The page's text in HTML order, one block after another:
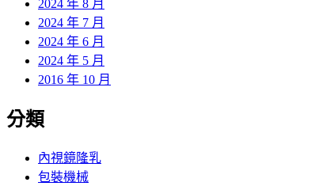
2024 年 8 月
2024 年 7 月
2024 年 6 月
2024 年 5 月
2016 年 10 月
分類
內視鏡隆乳
包裝機械